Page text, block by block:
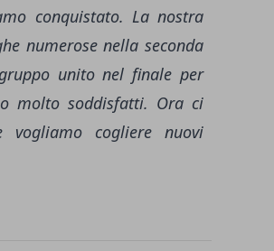
conquistato. La nostra
numerose nella seconda
unito nel finale per
molto soddisfatti. Ora ci
vogliamo cogliere nuovi